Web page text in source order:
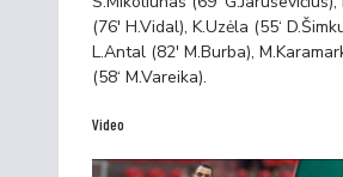
(76′ H.Vidal), K.Uzėla (55‘
L.Antal (82′ M.Burba),
(58‘ M.Vareika).
Video